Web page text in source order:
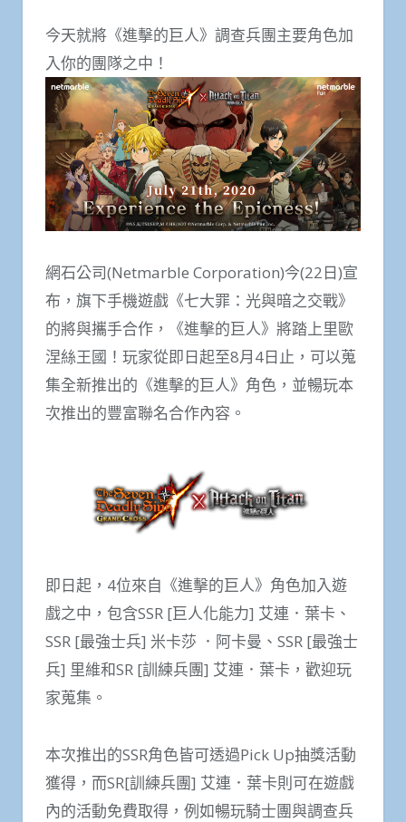
今天就將《進擊的巨人》調查兵團主要角色加
入你的團隊之中！
網石公司(Netmarble Corporation)今(22日)宣
布，旗下手機遊戲《七大罪：光與暗之交戰》
的將與攜手合作，《進擊的巨人》將踏上里歐
涅絲王國！玩家從即日起至8月4日止，可以蒐
集全新推出的《進擊的巨人》角色，並暢玩本
次推出的豐富聯名合作內容。
即日起，4位來自《進擊的巨人》角色加入遊
戲之中，包含SSR [巨人化能力] 艾連．葉卡、
SSR [最強士兵] 米卡莎 ．阿卡曼、SSR [最強士
兵] 里維和SR [訓練兵團] 艾連．葉卡，歡迎玩
家蒐集。
本次推出的SSR角色皆可透過Pick Up抽獎活動
獲得，而SR[訓練兵團] 艾連．葉卡則可在遊戲
內的活動免費取得，例如暢玩騎士團與調查兵